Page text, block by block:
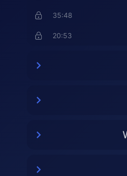
35:48
20:53